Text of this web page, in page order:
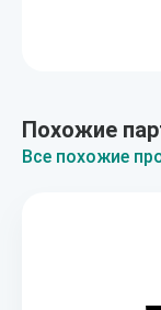
Похожие
Все похожие